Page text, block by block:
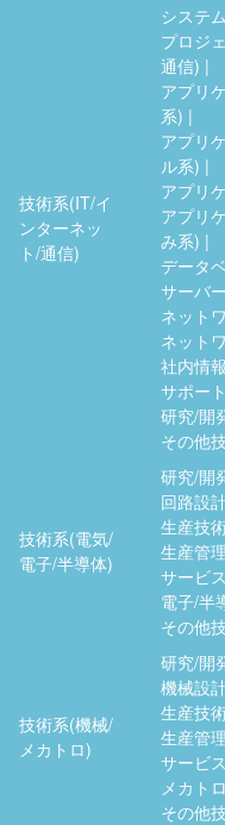
技術系(IT/イ
ンターネッ
ト/通信)
システ
プロジ
通信)
アプリ
系)
アプリ
ル系)
アプリ
アプリ
み系)
データ
サーバ
ネット
ネット
社内情
サポー
研究/開
その他
技術系(電気/
電子/半導体)
研究/開
回路設
生産技
生産管
サービ
電子/半
その他
技術系(機械/
メカトロ)
研究/開
機械設
生産技
生産管
サービ
メカト
その他